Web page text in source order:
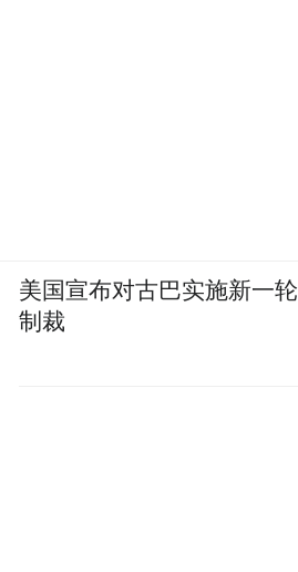
美国宣布对古巴实施新一轮
制裁